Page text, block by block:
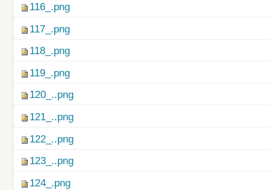
116_.png
117_.png
118_.png
119_.png
120_..png
121_..png
122_..png
123_..png
124_.png